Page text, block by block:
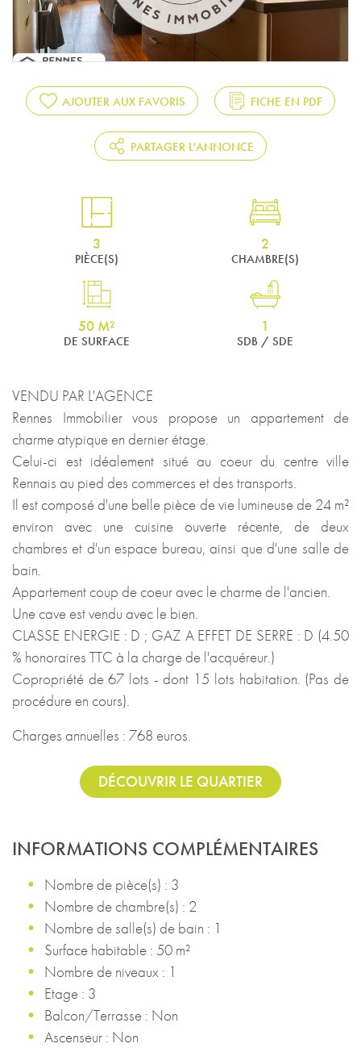
AJOUTER AUX FAVORIS FICHE EN PDF
PARTAGER L'ANNONCE
3
PIÈCE(S)
2
CHAMBRE(S)
50 M²
DE SURFACE
1
SDB / SDE
VENDU PAR L'AGENCE
Rennes Immobilier vous propose un appartement de
charme atypique en dernier étage.
Celui-ci est idéalement situé au coeur du centre ville
Rennais au pied des commerces et des transports.
Il est composé d'une belle pièce de vie lumineuse de 24 m²
environ avec une cuisine ouverte récente, de deux
chambres et d'un espace bureau, ainsi que d'une salle de
bain.
Appartement coup de coeur avec le charme de l'ancien.
Une cave est vendu avec le bien.
CLASSE ENERGIE : D ; GAZ A EFFET DE SERRE : D (4.50
% honoraires TTC à la charge de l'acquéreur.)
Copropriété de 67 lots - dont 15 lots habitation. (Pas de
procédure en cours).
Charges annuelles : 768 euros.
DÉCOUVRIR LE QUARTIER
INFORMATIONS COMPLÉMENTAIRES
Nombre de pièce(s) : 3
Nombre de chambre(s) : 2
Nombre de salle(s) de bain : 1
Surface habitable : 50 m²
Nombre de niveaux : 1
Etage : 3
Balcon/Terrasse : Non
Ascenseur : Non